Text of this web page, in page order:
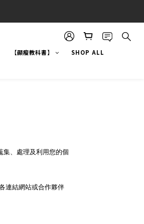
【顯瘦教科書】
SHOP ALL
集、處理及利用您的個
連結網站或合作夥伴